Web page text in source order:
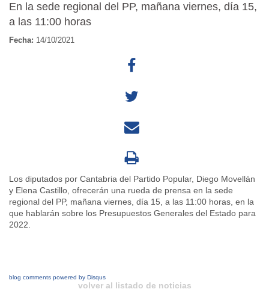
En la sede regional del PP, mañana viernes, día 15,
a las 11:00 horas
Fecha: 14/10/2021
Los diputados por Cantabria del Partido Popular, Diego Movellán
y Elena Castillo, ofrecerán una rueda de prensa en la sede
regional del PP, mañana viernes, día 15, a las 11:00 horas, en la
que hablarán sobre los Presupuestos Generales del Estado para
2022.
blog comments powered by Disqus
volver al listado de noticias